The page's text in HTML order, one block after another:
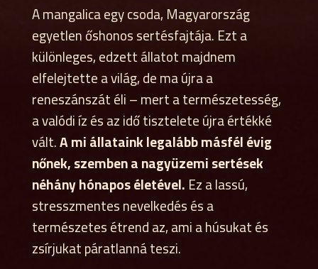
A mangalica egy csoda, Magyarország
egyetlen őshonos sertésfajtája. Ezt a
különleges, edzett állatot majdnem
elfelejtette a világ, de ma újra a
reneszánszát éli – mert a természetesség,
a valódi íz és az idő tisztelete újra értékké
vált.A mi állataink legalább másfél évig
nőnek, szemben a nagyüzemi sertések
néhány hónapos életével.Ez a lassú,
stresszmentes nevelkedés és a
természetes étrend az, ami a húsukat és
zsírjukat páratlanná teszi.